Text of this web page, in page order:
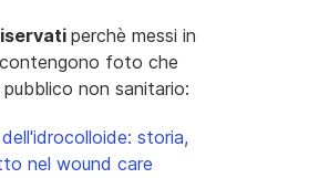
perchè messi in
foto che
non sanitario:
storia,
nel wound care